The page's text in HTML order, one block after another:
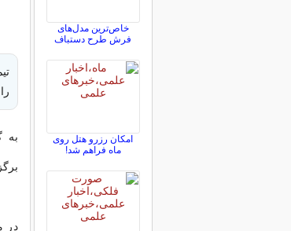
را
در
خاص‌ترین مدل‌های
فرش طرح دستباف
امکان رزرو هتل روی
ماه فراهم شد!